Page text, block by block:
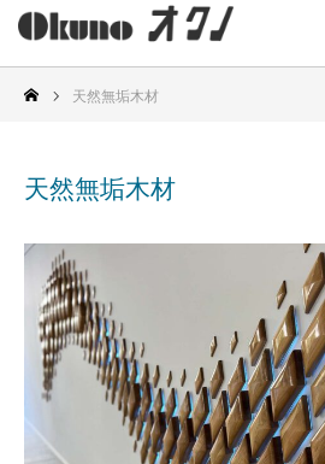
天然無垢木材
天然無垢木材